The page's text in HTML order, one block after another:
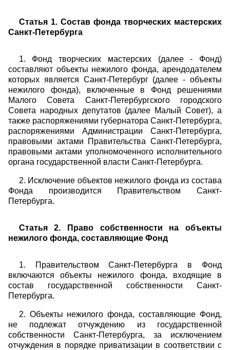
Статья 1. Состав фонда творческих мастерских
Санкт-Петербурга
1. Фонд творческих мастерских (далее - Фонд)
составляют объекты нежилого фонда, арендодателем
которых является Санкт-Петербург (далее - объекты
нежилого фонда), включенные в Фонд решениями
Малого Совета Санкт-Петербургского городского
Совета народных депутатов (далее Малый Совет), а
также распоряжениями губернатора Санкт-Петербурга,
распоряжениями Администрации Санкт-Петербурга,
правовыми актами Правительства Санкт-Петербурга,
правовыми актами уполномоченного исполнительного
органа государственной власти Санкт-Петербурга.
2. Исключение объектов нежилого фонда из состава
Фонда производится Правительством Санкт-
Петербурга.
Статья 2. Право собственности на объекты
нежилого фонда, составляющие Фонд
1. Правительством Санкт-Петербурга в Фонд
включаются объекты нежилого фонда, входящие в
состав государственной собственности Санкт-
Петербурга.
2. Объекты нежилого фонда, составляющие Фонд,
не подлежат отчуждению из государственной
собственности Санкт-Петербурга, за исключением
отчуждения в порядке приватизации в соответствии с